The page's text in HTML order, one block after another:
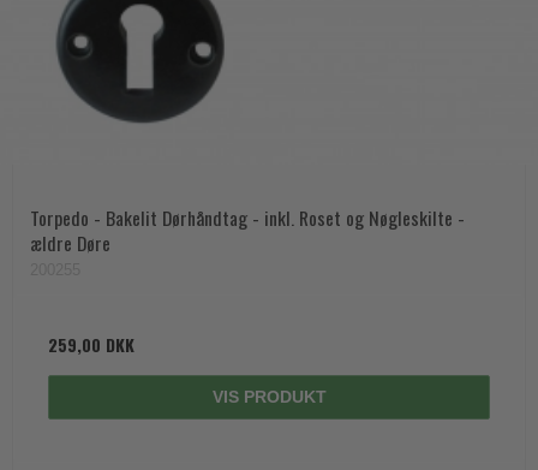
Torpedo - Bakelit Dørhåndtag - inkl. Roset og Nøgleskilte -
ældre Døre
259,00 DKK
VIS PRODUKT